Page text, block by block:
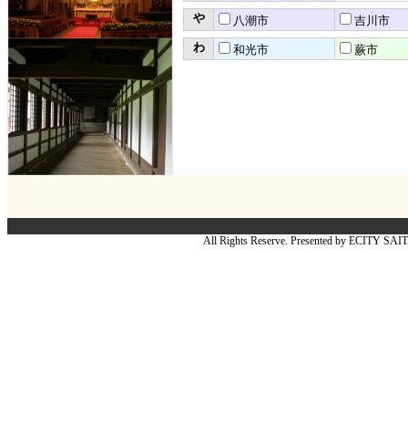
や
八潮市
吉川市
わ
和光市 蕨市
All Rights Reserve. Presented by ECITY